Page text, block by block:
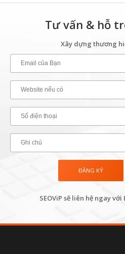
Tư vấn & hỗ
Xây dựng thương
SEOViP sẽ liên hệ ngay